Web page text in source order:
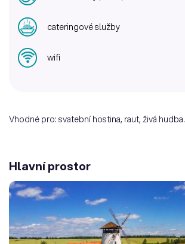
cateringové služby
wifi
Vhodné pro: svatební hostina, raut, živá hudba.
Hlavní prostor